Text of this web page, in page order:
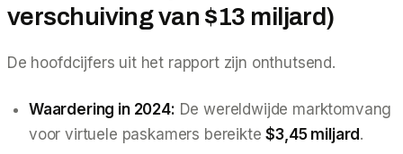
verschuiving van $13 miljard)
De hoofdcijfers uit het rapport zijn onthutsend.
Waardering in 2024: De wereldwijde marktomvang
voor virtuele paskamers bereikte$3,45 miljard.